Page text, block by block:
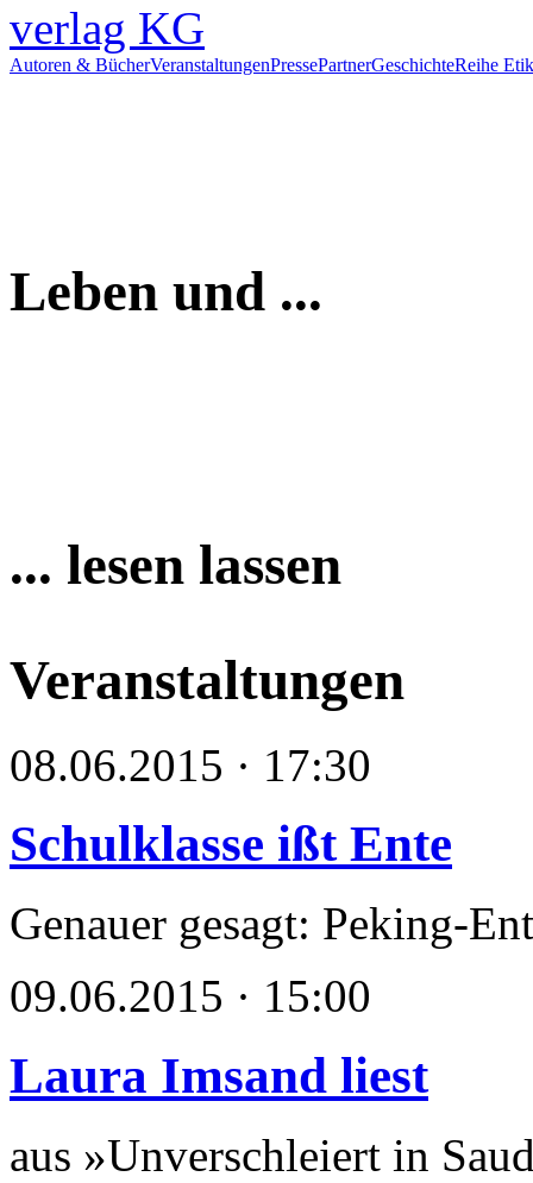
Autoren & BücherVeranstaltungenPressePartnerGeschichteReihe
Leben und ...
... lesen lassen
Veranstaltungen
08.06.2015 · 17:30
Schulklasse ißt Ente
Genauer gesagt: Peking-
09.06.2015 · 15:00
Laura Imsand liest
aus »Unverschleiert in